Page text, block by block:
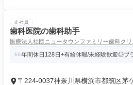
正社員
歯科医院の歯科助手
医療法人社団ニュータウンファミリー歯科クリ
年間休日128日+有給休暇/未経験歓迎◎ブ
〒224-0037神奈川県横浜市都筑区茅